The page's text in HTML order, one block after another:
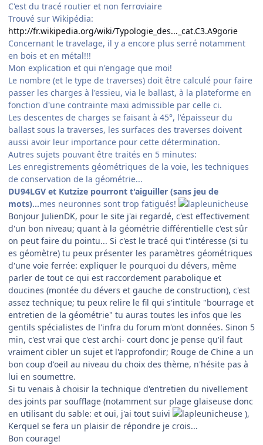
C'est du tracé routier et non ferroviaire
Trouvé sur Wikipédia:
http://fr.wikipedia.org/wiki/Typologie_des..._cat.C3.A9gorie
Concernant le travelage, il y a encore plus serré notamment
en bois et en métal!!!
Mon explication et qui n'engage que moi!
Le nombre (et le type de traverses) doit être calculé pour faire
passer les charges à l'essieu, via le ballast, à la plateforme en
fonction d'une contrainte maxi admissible par celle ci.
Les descentes de charges se faisant à 45°, l'épaisseur du
ballast sous la traverses, les surfaces des traverses doivent
aussi avoir leur importance pour cette détermination.
Autres sujets pouvant être traités en 5 minutes:
Les enregistrements géométriques de la voie, les techniques
de conservation de la géométrie...
DU94LGV et Kutzize pourront t'aiguiller (sans jeu de
mots)...mes neuronnes sont trop fatigués!
Bonjour JulienDK, pour le site j'ai regardé, c'est effectivement
d'un bon niveau; quant à la géométrie différentielle c'est sûr
on peut faire du pointu... Si c'est le tracé qui t'intéresse (si tu
es géomètre) tu peux présenter les paramètres géométriques
d'une voie ferrée: expliquer le pourquoi du dévers, même
parler de tout ce qui est raccordement parabolique et
doucines (montée du dévers et gauche de construction), c'est
assez technique; tu peux relire le fil qui s'intitule "bourrage et
entretien de la géométrie" tu auras toutes les infos que les
gentils spécialistes de l'infra du forum m'ont données. Sinon 5
min, c'est vrai que c'est archi- court donc je pense qu'il faut
vraiment cibler un sujet et l'approfondir; Rouge de Chine a un
bon coup d'oeil au niveau du choix des thème, n'hésite pas à
lui en soumettre.
Si tu venais à choisir la technique d'entretien du nivellement
des joints par soufflage (notamment sur plage glaiseuse donc
en utilisant du sable: et oui, j'ai tout suivi
),
Kerquel se fera un plaisir de répondre je crois...
Bon courage!